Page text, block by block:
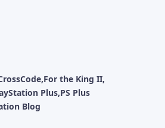
For the King II
Plus PS Plus
Blog